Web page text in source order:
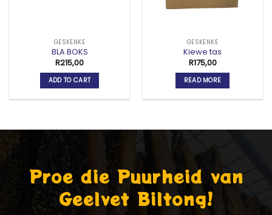
GESKENKE
BLA BOKS
R215,00
ADD TO CART
GESKENKE
Kiewe tas
R175,00
READ MORE
Proe die Puurheid van
Geelvet Biltong!